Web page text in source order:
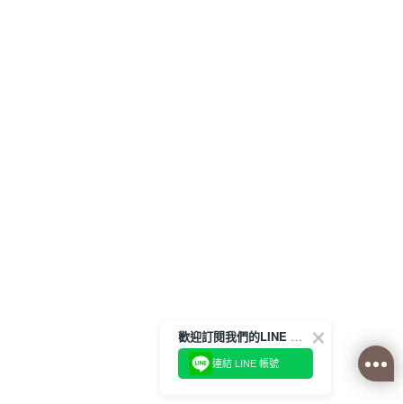
歡迎訂閱我們的LINE 官方帳號
連結 LINE 帳號